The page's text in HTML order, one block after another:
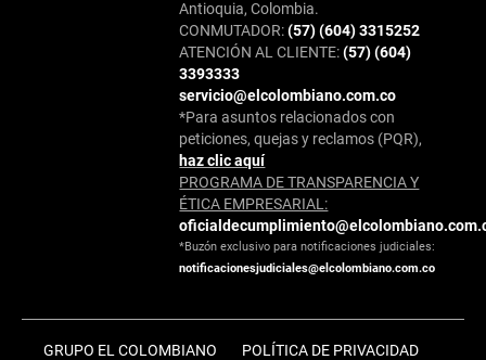
Antioquia, Colombia.
CONMUTADOR:(57) (604) 3315252
ATENCIÓN AL CLIENTE:(57) (604)
3393333
servicio@elcolombiano.com.co
*Para asuntos relacionados con
peticiones, quejas y reclamos (PQR),
haz clic aquí
PROGRAMA DE TRANSPARENCIA Y
ÉTICA EMPRESARIAL:
*Buzón exclusivo para notificaciones judiciales:
notificacionesjudiciales@elcolombiano.com.co
GRUPO EL COLOMBIANO POLÍTICA DE PRIVACIDAD